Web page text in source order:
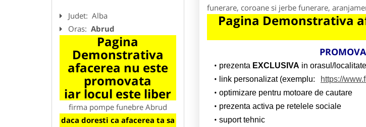
Judet: Alba
Oras: Abrud
Pagina
Demonstrativa
afacerea nu este
promovata
iar locul este liber
firma pompe funebre Abrud
daca doresti ca afacerea ta sa
funerare, coroane si jerbe funerare,
Pagina Demonstrativa
prezenta EXCLUSIVA in orasul/
link personalizat (exemplu:
https://
optimizare pentru motoare de cautare
prezenta activa pe retelele sociale
suport tehnic